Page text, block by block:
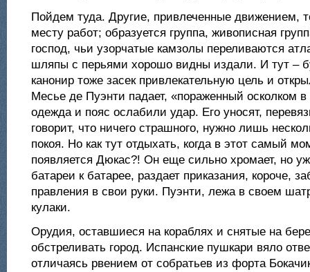
Пойдем туда. Другие, привлеченные движением,
месту работ; образуется группа, живописная
господ, чьи узорчатые камзолы переливаются
шляпы с перьями хорошо видны издали. И тут –
канонир тоже засек привлекательную цель и
Месье де Пуэнти падает, «пораженный осколком
одежда и пояс ослабили удар. Его уносят,
говорит, что ничего страшного, нужно лишь
покоя. Но как тут отдыхать, когда в этот самый
появляется Дюкас?! Он еще сильно хромает, но
батареи к батарее, раздает приказания, короче,
правления в свои руки. Пуэнти, лежа в своем
кулаки.
Орудия, оставшиеся на кораблях и снятые на
обстреливать город. Испанские пушкари вяло
отличаясь рвением от собратьев из форта